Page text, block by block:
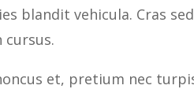
blandit vehicula. Cras
et, pretium nec